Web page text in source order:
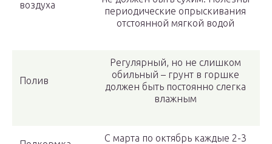
воздуха
периодические опрыскивания
отстоянной мягкой водой
Полив
Регулярный, но не слишком
обильный – грунт в горшке
должен быть постоянно слегка
влажным
С марта по октябрь каждые 2-3